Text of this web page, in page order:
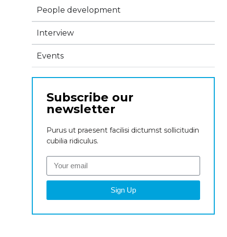
People development
Interview
Events
Subscribe our
newsletter
Purus ut praesent facilisi dictumst sollicitudin
cubilia ridiculus.
Sign Up